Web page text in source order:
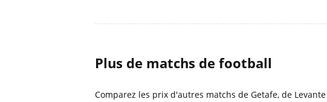
Plus de matchs de football
Comparez les prix d'autres matchs de Getafe, de